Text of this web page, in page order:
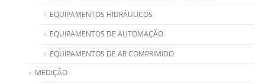
EQUIPAMENTOS HIDRÁULICOS
EQUIPAMENTOS DE AUTOMAÇÃO
EQUIPAMENTOS DE AR COMPRIMIDO
MEDIÇÃO